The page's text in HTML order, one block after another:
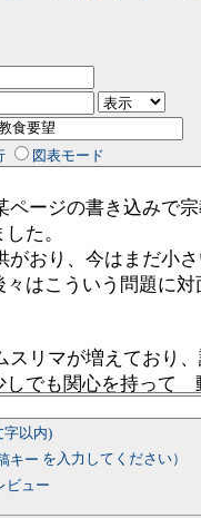
図表モード
字以内)
を入力してください）
ビュー